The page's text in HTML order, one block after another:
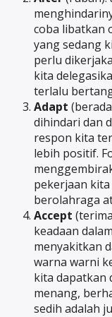
coba libatkan
yang sedang
perlu
kita
terlalu
Adapt
dihindari dan
respon kita
lebih positif.
pekerjaan
berolahraga
Accept
keadaan
menyakitkan
warna warni
kita dapatkan
menang,
sedih adalah